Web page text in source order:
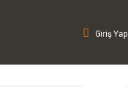
Giriş Yap